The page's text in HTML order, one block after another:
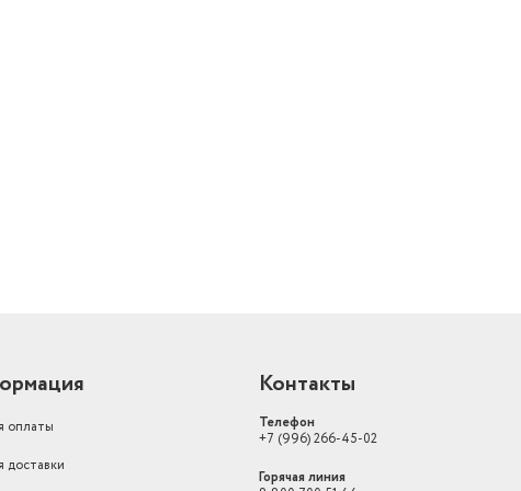
оплаты
доставки
Контакты
Телефон
+7 (996) 266-45-02
Горячая линия